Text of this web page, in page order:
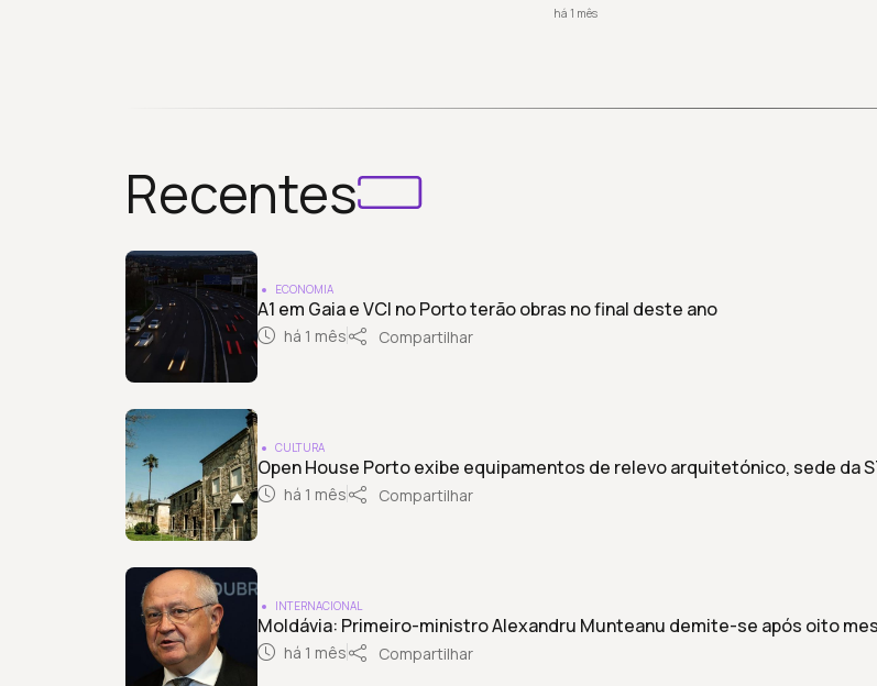
há 1 mês
Recentes
ECONOMIA
A1 em Gaia e VCI no Porto terão obras no final deste ano
há 1 mês Compartilhar
CULTURA
Open House Porto exibe equipamentos de relevo arquitetónico, sede da
há 1 mês Compartilhar
INTERNACIONAL
Moldávia: Primeiro-ministro Alexandru Munteanu demite-se após oito
há 1 mês Compartilhar